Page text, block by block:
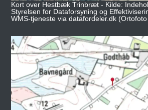
Kort over Hestbæk Trinbræt - Kilde:
Styrelsen for Dataforsyning og
WMS-tjeneste via datafordeler.dk